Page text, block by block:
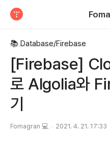
📚 Database/Firebase
[Firebase]
로 Algolia와
기
Fomagran 💻 2021. 4. 21. 17:33